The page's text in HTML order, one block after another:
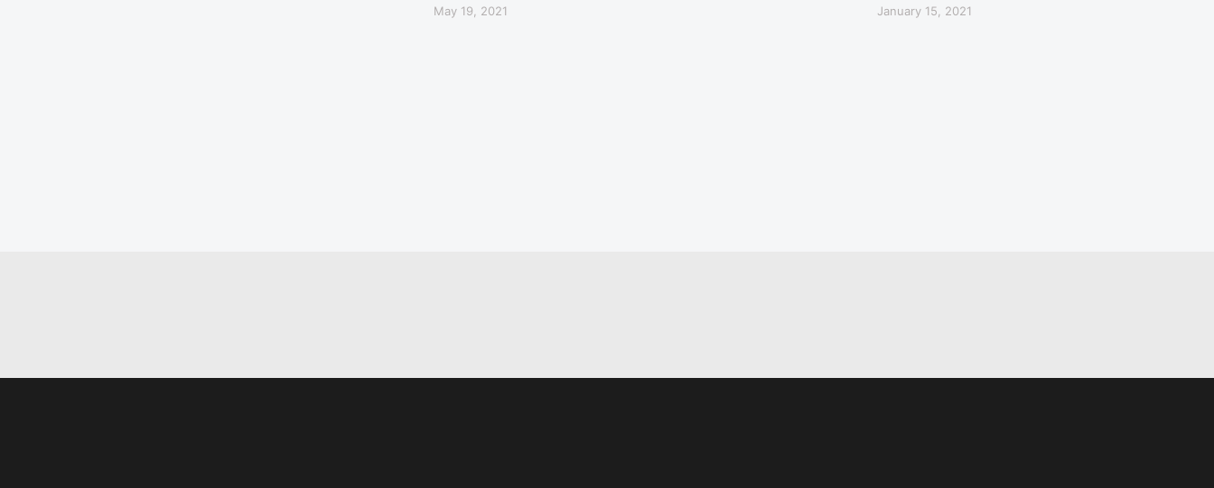
May 19, 2021 January 15, 2021